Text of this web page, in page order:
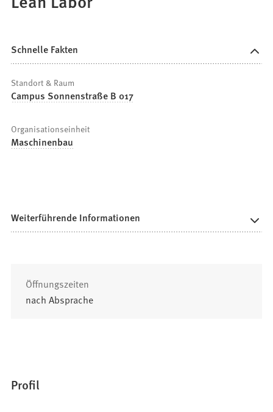
Schnelle Fakten
Standort & Raum
Campus Sonnenstraße B 017
Organisationseinheit
Maschinenbau
Weiterführende Informationen
Öffnungszeiten
nach Absprache
Profil